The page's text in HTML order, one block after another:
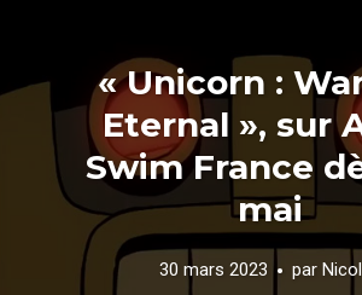
« Unicorn :
Eternal », sur
Swim France
mai
30 mars 2023 par